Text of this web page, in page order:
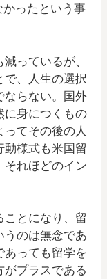
かったという事
っているが、
で、人生の選択
ならない。国外
に身につくもの
てその後の人
様式も米国留
れほどのイン
とになり、留
のは無念であ
あっても留学を
プラスである